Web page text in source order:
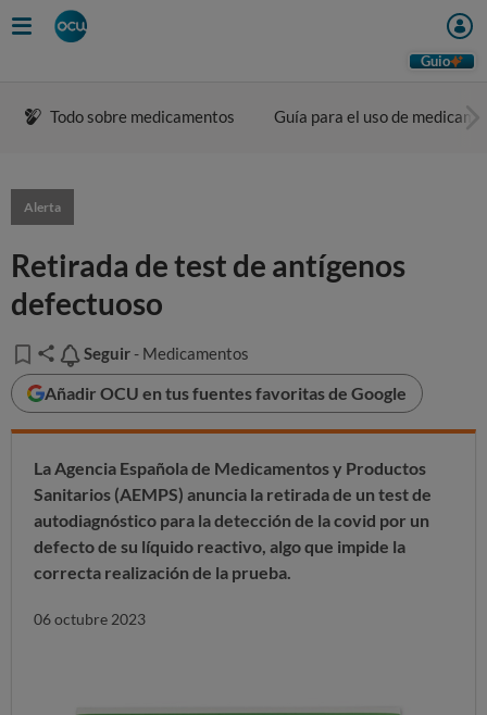
Guio
Todo sobre medicamentos Guía para el uso de
Alerta
Retirada de test de antígenos
defectuoso
Seguir
Seguir - Medicamentos
Añadir OCU en tus fuentes favoritas de Google
La Agencia Española de Medicamentos y Productos
Sanitarios (AEMPS) anuncia la retirada de un test de
autodiagnóstico para la detección de la covid por un
defecto de su líquido reactivo, algo que impide la
correcta realización de la prueba.
06 octubre 2023